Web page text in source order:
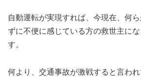
自動運転が実現すれば、今現在、何
ずに不便に感じている方の救世主に
す。
何より、交通事故が激戦すると言われ